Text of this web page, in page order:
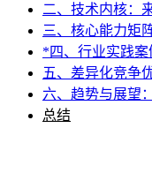
二、技术内核：
三、核心能力矩
*四、行业实践案
五、差异化竞争
六、趋势与展望
总结